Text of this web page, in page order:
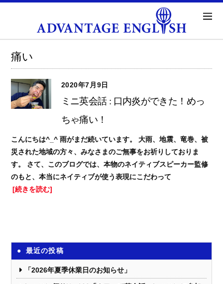
痛い
2020年7月9日
ミニ英会話 : 口内炎ができた！めっ
ちゃ痛い！
こんにちは^_^ 雨がまだ続いています。 大雨、地震、竜巻、被
災された地域の方々、みなさまのご無事をお祈りしておりま
す。 さて、このブログでは、本物のネイティブスピーカー監修
のもと、本当にネイティブが使う表現にこだわって
[続きを読む]
最近の投稿
「2026年夏季休業日のお知らせ」